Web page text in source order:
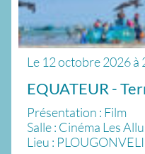
Le 12 octobre 2026à
EQUATEUR -
Présentation : Film
Salle : Cinéma Les
Lieu :